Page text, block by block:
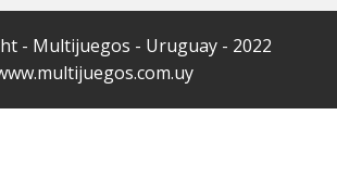
- Multijuegos - Uruguay - 2022